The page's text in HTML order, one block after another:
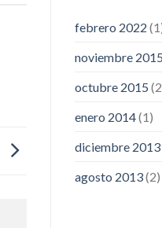
febrero 2022
noviembre 2015
octubre 2015
enero 2014(1)
diciembre 2013
agosto 2013(2)